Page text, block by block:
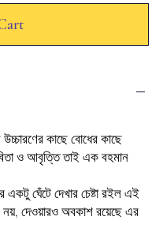
কাছে বোধের কাছে
ও আবৃত্তি তাই এক বহমান
একটু ঘেঁটে দেখার চেষ্টা রইল এই
দেওয়ারও অবকাশ রয়েছে এর